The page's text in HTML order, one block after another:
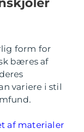
form for
bæres af
variere i stil
af materialer